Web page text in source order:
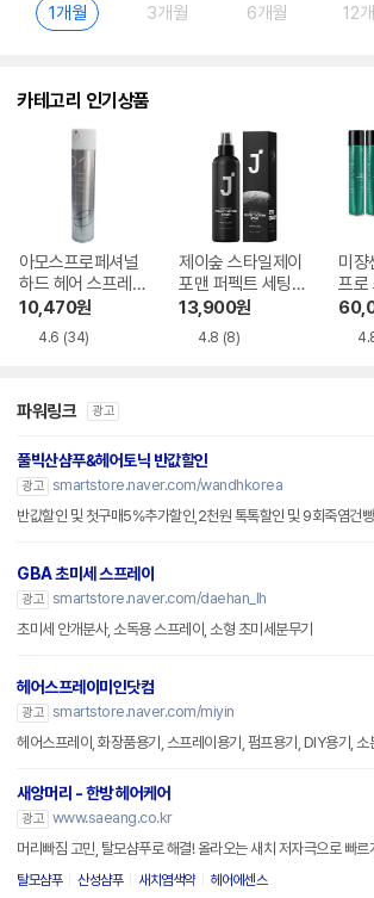
1개월 3개월 6개월 12
카테고리 인기상품
아모스프로페셔널
하드 헤어 스프레이
300ml
10,470원
4.6 (34)
제이숲 스타일제이
포맨 퍼펙트 세팅
헤어스프레이 200
13,900원
4.8 (8)
미쟝
프로
어스
파워링크 광고
풀빅산샴푸&헤어토닉 반값할인
광고 smartstore.naver.com/wandhkorea
반값할인 및 첫구매5%추가할인,2천원 톡톡할인 및 9회죽염건
GBA 초미세 스프레이
광고 smartstore.naver.com/daehan_lh
초미세 안개분사, 소독용 스프레이, 소형 초미세분무기
헤어스프레이미인닷컴
광고 smartstore.naver.com/miyin
헤어스프레이, 화장품용기, 스프레이용기, 펌프용기, DIY용기, 소
새앙머리 - 한방 헤어케어
광고 www.saeang.co.kr
머리빠짐 고민, 탈모샴푸로 해결! 올라오는 새치 저자극으로 빠르
탈모샴푸 산성샴푸 새치염색약 헤어에센스